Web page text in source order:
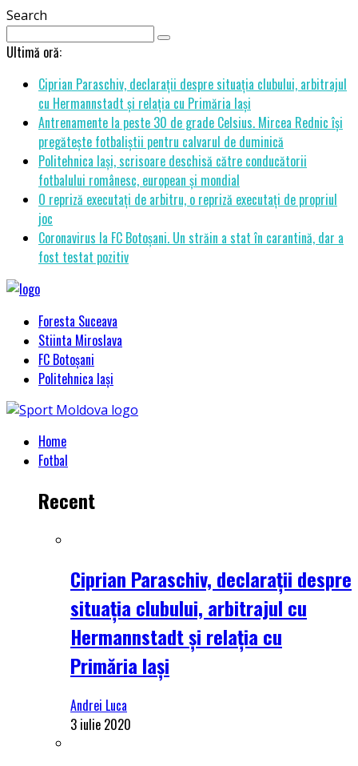
Search
Ultimă oră:
Ciprian Paraschiv, declarații despre situația clubului, arbitrajul
cu Hermannstadt și relația cu Primăria Iași
Antrenamente la peste 30 de grade Celsius. Mircea Rednic își
pregătește fotbaliștii pentru calvarul de duminică
Politehnica Iași, scrisoare deschisă către conducătorii
fotbalului românesc, european și mondial
O repriză executați de arbitru, o repriză executați de propriul
joc
Coronavirus la FC Botoșani. Un străin a stat în carantină, dar a
fost testat pozitiv
Foresta Suceava
Stiinta Miroslava
FC Botoșani
Politehnica Iași
Home
Fotbal
Recent
Ciprian Paraschiv, declarații despre
situația clubului, arbitrajul cu
Hermannstadt și relația cu
Primăria Iași
Andrei Luca
3 iulie 2020